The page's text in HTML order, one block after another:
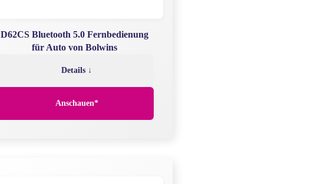
D62CS Bluetooth 5.0 Fernbedienung
für Auto von Bolwins
Details ↓
Anschauen*